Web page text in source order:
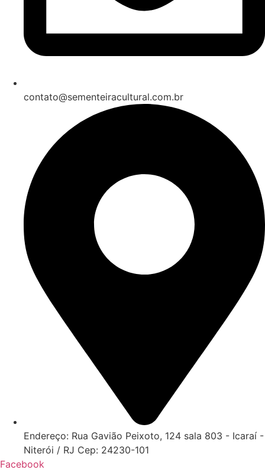
contato@sementeiracultural.com.br
Endereço: Rua Gavião Peixoto, 124 sala 803 - Icaraí -
Niterói / RJ Cep: 24230-101
Facebook